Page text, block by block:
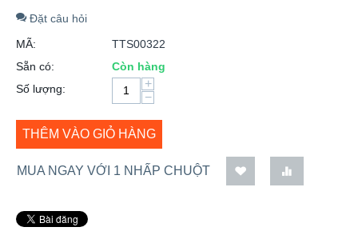
Đặt câu hỏi
MÃ:
TTS00322
Sẵn có:
Còn hàng
Số lượng:
+
−
THÊM VÀO GIỎ HÀNG
MUA NGAY VỚI 1 NHẤP CHUỘT